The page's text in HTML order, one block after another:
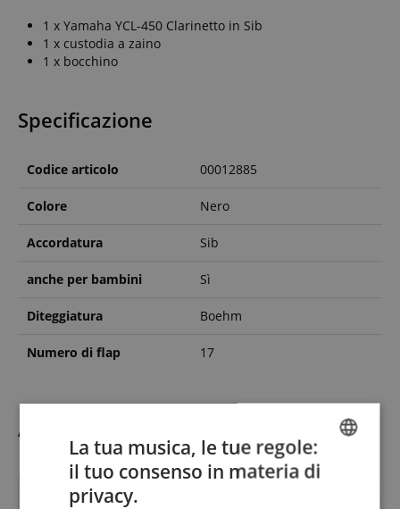
1 x Yamaha YCL-450 Clarinetto in Sib
1 x custodia a zaino
1 x bocchino
Specificazione
Codice articolo 00012885
Colore Nero
Accordatura Sib
anche per bambini Sì
Diteggiatura Boehm
Numero di flap 17
Accessori
fino13.08.2026
ENGLISH
La tua musica, le tue regole:
il tuo consenso in materia di
privacy.